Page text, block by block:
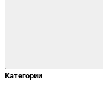
Категории